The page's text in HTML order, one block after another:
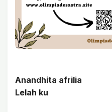
Anandhita afrilia
Lelah ku